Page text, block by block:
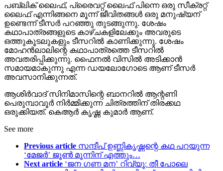
പബ്ലിക് ലൈഫ്, പ്രൈവറ്റ് ലൈഫ് പിന്നെ ഒരു സീക്രറ്റ്‌
ലൈഫ് എന്നിങ്ങനെ മൂന്ന് ജീവിതങ്ങൾ ഒരു മനുഷ്യന്
ഉണ്ടെന്ന് ടീസർ പറഞ്ഞു തുടങ്ങുന്നു. ശേഷം
കഥാപാത്രങ്ങളുടെ കാഴ്ചകളിലേക്കും അവരുടെ
ഒത്തുകൂടലുകളും ടീസറിൽ കാണിക്കുന്നു. ശേഷം
മോഹൻലാലിന്റെ കഥാപാത്രത്തെ ടീസറിൽ
അവതരിപ്പിക്കുന്നു. ഫൈനൽ വിസിൽ അടിക്കാൻ
സമായമാകുന്നു എന്ന ഡയലോഗോടെ ആണ് ടീസർ
അവസാനിക്കുന്നത്.
ആശിർവാദ് സിനിമാസിന്റെ ബാനറിൽ ആന്റണി
പെരുമ്പാവൂർ നിർമ്മിക്കുന്ന ചിത്രത്തിന് തിരക്കഥ
ഒരുക്കിയത്. കെആർ കൃഷ്ണ കുമാർ ആണ്.
See more
Previous article സന്ദീപ് ഉണ്ണികൃഷ്ണന്റെ കഥ പറയുന്ന
‘മേജർ’ ജൂൺ മൂന്നിന് എത്തും…
Next article ‘ജന ഗണ മന’ റിവ്യൂ: തീ പോലെ